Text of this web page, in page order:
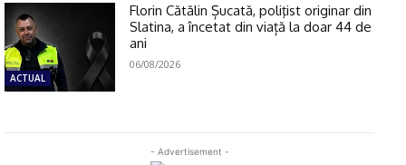
ACTUAL
Florin Cătălin Șucată, poliţist originar din
Slatina, a încetat din viață la doar 44 de
ani
06/08/2026
- Advertisement -